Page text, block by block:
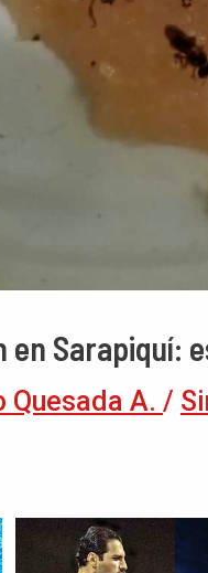
en Sarapiquí:
Quesada A. /